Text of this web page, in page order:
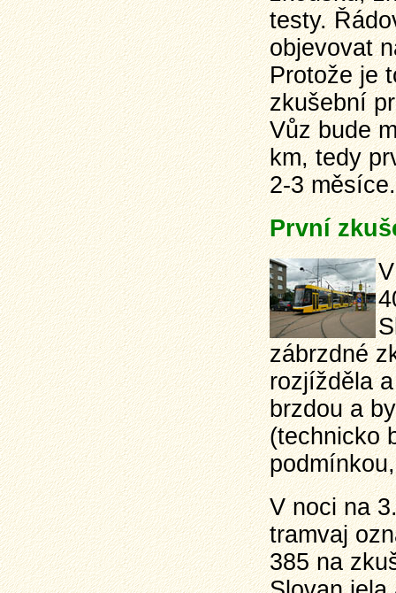
testy.
objevovat
Protože je
zkušební
Vůz bude
km, tedy
2-3 měsíce.
První
zábrzdné
rozjížděla
brzdou a
(technicko
V noci na
tramvaj
385 na